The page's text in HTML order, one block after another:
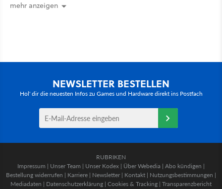
mehr anzeigen
NEWSLETTER BESTELLEN
Hol' dir die neuesten Infos zu Games und Hardware direkt ins Postfach
RUBRIKEN
Impressum | Unser Team | Unser Kodex | Über Webedia | Abo kündigen |
Bestellung widerrufen | Karriere | Newsletter | Kontakt | Nutzungsbestimmungen |
Mediadaten | Datenschutzerklärung | Cookies & Tracking | Transparenzbericht